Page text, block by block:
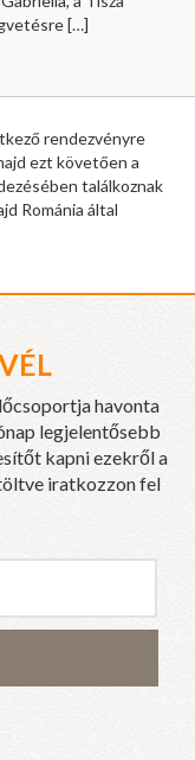
[…]
rendezvényre
ezt követően a
találkoznak
Románia által
havonta
legjelentősebb
kapni ezekről a
iratkozzon fel